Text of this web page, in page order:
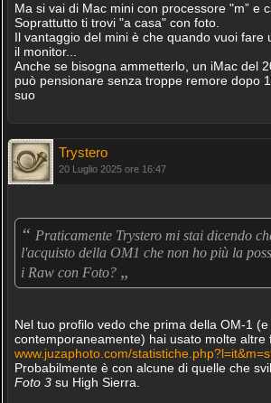
Ma si vai di Mac mini con processore "m” e
Soprattutto ti trovi "a casa" con foto.
Il vantaggio del mini è che quando vuoi fare
il monitor...
Anche se bisogna ammetterlo, un iMac del
può pensionare senza troppe remore dopo
suo
Trystero
20 Luglio 2025 ore 16:47
“ Praticamente Trystero mi stai dicendo
l'acquisto della OM1 che non ho più la
i Raw con Foto? „
Nel tuo profilo vedo che prima della OM-1
contemporaneamente) hai usato molte altre
www.juzaphoto.com/
Probabilmente è con alcune di quelle che
Foto 3su High Sierra.